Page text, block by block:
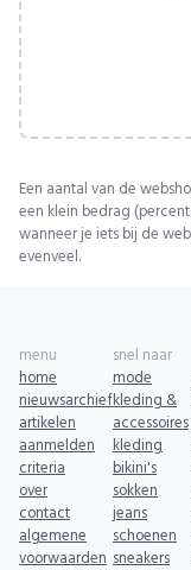
Een aantal van de
een klein bedrag
wanneer je iets bij de
evenveel.
menu
home
nieuwsarchief
artikelen
aanmelden
criteria
over
contact
algemene
voorwaarden
snel naar
mode
kleding &
accessoires
kleding
bikini's
sokken
jeans
schoenen
sneakers